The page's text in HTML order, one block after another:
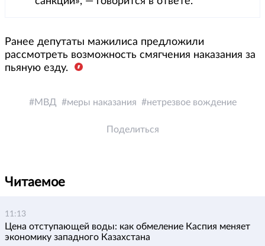
Ранее депутаты мажилиса предложили
рассмотреть возможность смягчения наказания за
пьяную езду.
МВД меры наказания нетрезвое вождение
Поделиться
Читаемое
11:13
Цена отступающей воды: как обмеление Каспия меняет
экономику западного Казахстана